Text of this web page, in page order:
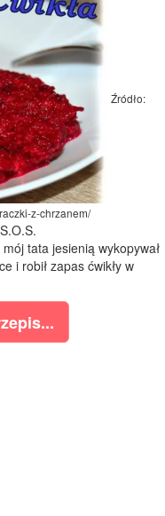
Źródło:
z-chrzanem/
tata jesienią wykopywał
i robił zapas ćwikły w